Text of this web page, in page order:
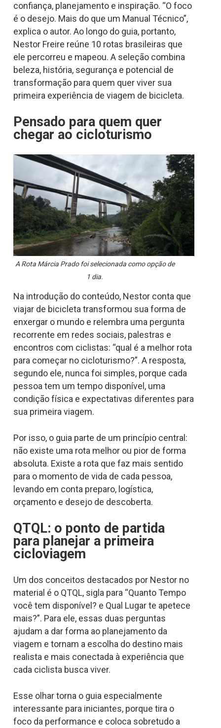
confiança, planejamento e inspiração. “O foco
é o desejo. Mais do que um Manual Técnico”,
explica o autor. Ao longo do guia, portanto,
Nestor Freire reúne 10 rotas brasileiras que
ele percorreu e mapeou. A seleção combina
beleza, história, segurança e potencial de
transformação para quem quer viver sua
primeira experiência de viagem de bicicleta.
Pensado para quem quer
chegar ao cicloturismo
A Rota Márcia Prado foi selecionada como opção de
1 dia.
Na introdução do conteúdo, Nestor conta que
viajar de bicicleta transformou sua forma de
enxergar o mundo e relembra uma pergunta
recorrente em redes sociais, palestras e
encontros com ciclistas: “qual é a melhor rota
para começar no cicloturismo?”. A resposta,
segundo ele, nunca foi simples, porque cada
pessoa tem um tempo disponível, uma
condição física e expectativas diferentes para
sua primeira viagem.
Por isso, o guia parte de um princípio central:
não existe uma rota melhor ou pior de forma
absoluta. Existe a rota que faz mais sentido
para o momento de vida de cada pessoa,
levando em conta preparo, logística,
orçamento e desejo de descoberta.
QTQL: o ponto de partida
para planejar a primeira
cicloviagem
Um dos conceitos destacados por Nestor no
material é o QTQL, sigla para “Quanto Tempo
você tem disponível? e Qual Lugar te apetece
mais?”. Para ele, essas duas perguntas
ajudam a dar forma ao planejamento da
viagem e tornam a escolha do destino mais
realista e mais conectada à experiência que
cada ciclista busca viver.
Esse olhar torna o guia especialmente
interessante para iniciantes, porque tira o
foco da performance e coloca sobretudo a